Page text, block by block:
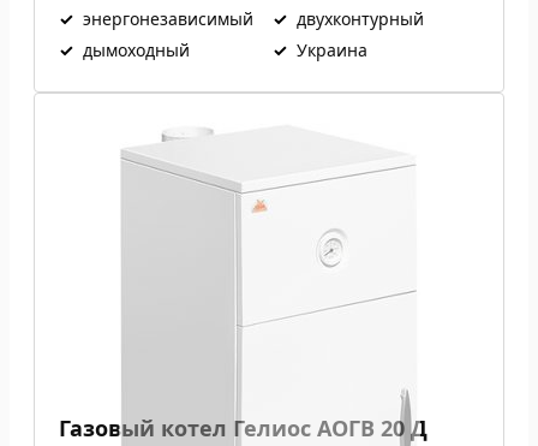
✓ энергонезависимый ✓ двухконтурный
✓ дымоходный ✓ Украина
Газовый котел Гелиос АОГВ 20 Д